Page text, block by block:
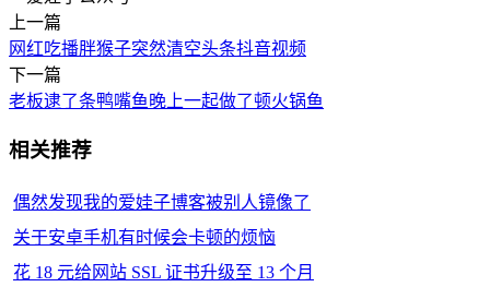
上一篇
网红吃播胖猴子突然清空头条抖音视频
下一篇
老板逮了条鸭嘴鱼晚上一起做了顿火锅鱼
相关推荐
偶然发现我的爱娃子博客被别人镜像了
关于安卓手机有时候会卡顿的烦恼
花 18 元给网站 SSL 证书升级至 13 个月